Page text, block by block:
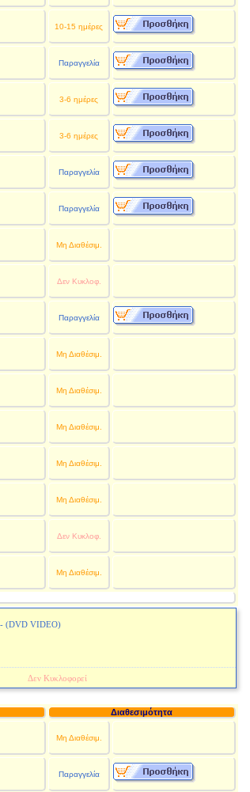
10-15 ημέρες
Παραγγελία
3-6 ημέρες
3-6 ημέρες
Παραγγελία
Παραγγελία
Μη Διαθέσιμ.
Δεν Κυκλοφ.
Παραγγελία
Μη Διαθέσιμ.
Μη Διαθέσιμ.
Μη Διαθέσιμ.
Μη Διαθέσιμ.
Μη Διαθέσιμ.
Δεν Κυκλοφ.
Μη Διαθέσιμ.
VIDEO)
Δεν Κυκλοφορεί
Διαθεσιμότητα
Μη Διαθέσιμ.
Παραγγελία